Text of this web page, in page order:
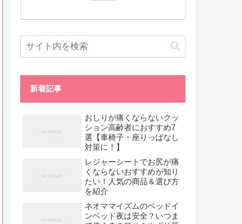
新着記事
おしりが痛くならないクッ
ション高齢者におすすめ7
選【車椅子・座りっぱなし
対策に！】
レジャーシートでお尻が痛
くならないおすすめが知り
たい！人気の商品＆選び方
を紹介
ネオママイズムのベッドイ
ンベッド夜は安全？いつま